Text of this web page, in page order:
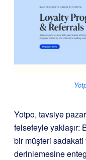
Yotpo, tavsiye
felsefeyle yaklaşır:
bir müşteri
derinlemesine